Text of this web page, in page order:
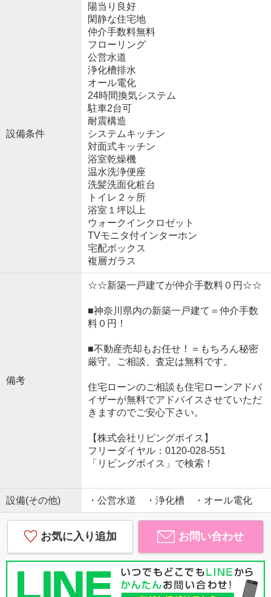
設備条件
陽当り良好
閑静な住宅地
仲介手数料無料
フローリング
公営水道
浄化槽排水
オール電化
24時間換気システム
駐車2台可
耐震構造
システムキッチン
対面式キッチン
浴室乾燥機
温水洗浄便座
洗髪洗面化粧台
トイレ２ヶ所
浴室１坪以上
ウォークインクロゼット
TVモニタ付インターホン
宅配ボックス
複層ガラス
備考
☆☆新築一戸建てが仲介手数料０円☆☆
■神奈川県内の新築一戸建て＝仲介手数
料０円！
■不動産売却もお任せ！＝もちろん秘密
厳守。ご相談、査定は無料です。
住宅ローンのご相談も住宅ローンアドバ
イザーが無料でアドバイスさせていただ
きますのでご安心下さい。
【株式会社リビングボイス】
フリーダイヤル：0120-028-551
「リビングボイス」で検索！
設備(その他) ・公営水道 ・浄化槽 ・オール電化
お気に入り追加 お問い合わせ